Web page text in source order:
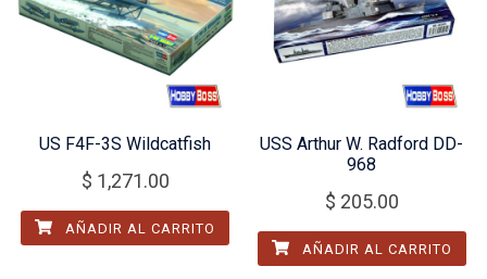
US F4F-3S Wildcatfish
$ 1,271.00
AÑADIR AL CARRITO
USS Arthur W. Radford DD-
968
$ 205.00
AÑADIR AL CARRITO